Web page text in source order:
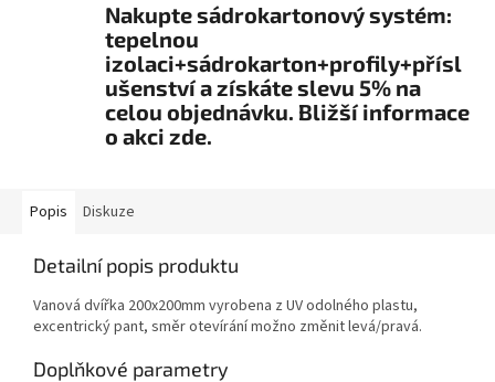
Nakupte sádrokartonový systém:
tepelnou
izolaci+sádrokarton+profily+přísl
ušenství a získáte slevu 5% na
celou objednávku. Bližší informace
o akci zde.
Popis Diskuze
Detailní popis produktu
Vanová dvířka 200x200mm vyrobena z UV odolného plastu,
excentrický pant, směr otevírání možno změnit levá/pravá.
Doplňkové parametry